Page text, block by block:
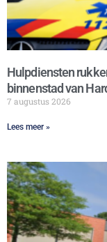
Hulpdiensten
binnenstad van
7 augustus 2026
Lees meer »